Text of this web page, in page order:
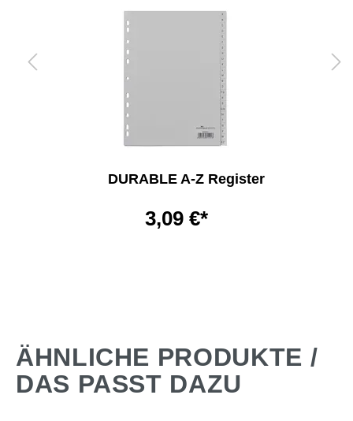
DURABLE A-Z Register
3,09 €*
ÄHNLICHE PRODUKTE /
DAS PASST DAZU